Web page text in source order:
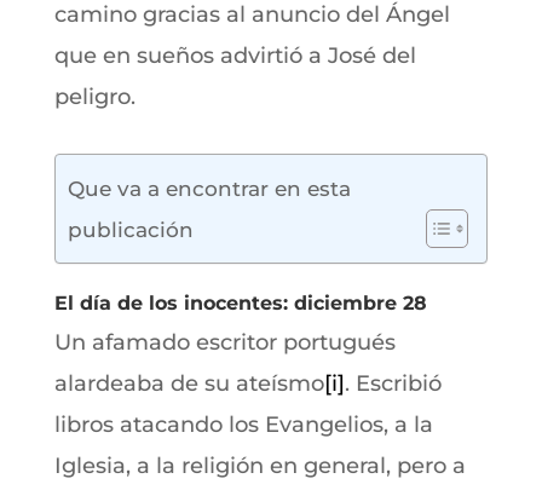
camino gracias al anuncio del Ángel
que en sueños advirtió a José del
peligro.
Que va a encontrar en esta
publicación
El día de los inocentes: diciembre 28
Un afamado escritor portugués
alardeaba de su ateísmo[i]. Escribió
libros atacando los Evangelios, a la
Iglesia, a la religión en general, pero a